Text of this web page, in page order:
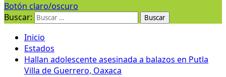
Botón claro/oscuro
Buscar:
Inicio
Estados
Hallan adolescente asesinada a balazos en Putla
Villa de Guerrero, Oaxaca